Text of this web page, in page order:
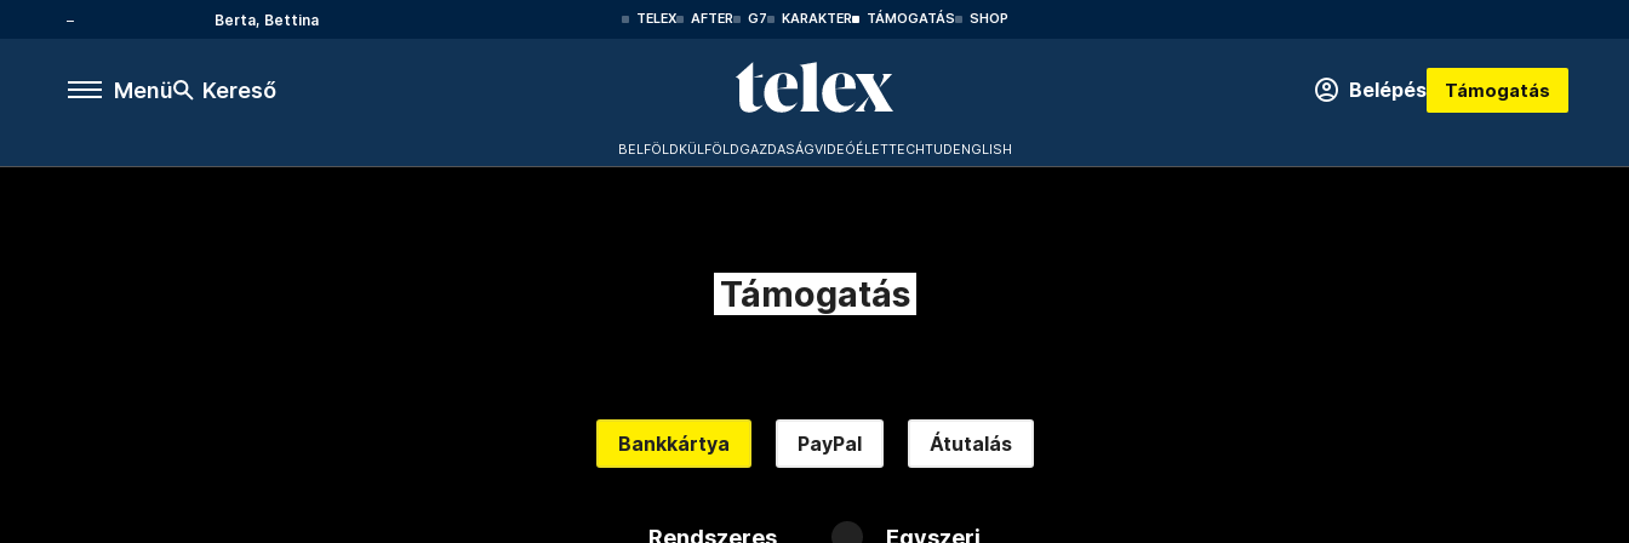
Berta, Bettina TELEX AFTER G7 KARAKTER TÁMOGATÁS SHOP
Menü Kereső Belépés Támogatás
BELFÖLDKÜLFÖLDGAZDASÁGVIDEÓÉLETTECHTUDENGLISH
Támogatás
Bankkártya PayPal Átutalás
Rendszeres Egyszeri